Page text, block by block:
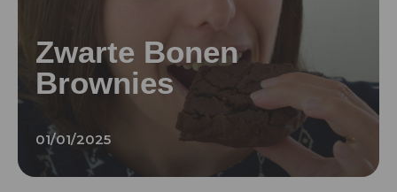
Afbeelding
Zwarte Bonen
Brownies
01/01/2025